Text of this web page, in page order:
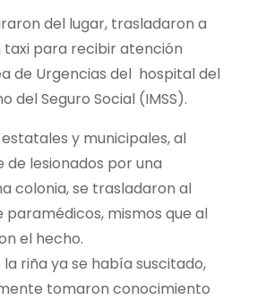
del lugar, trasladaron a
taxi para recibir atención
de Urgencias del hospital del
del Seguro Social (IMSS).
y municipales, al
lesionados por una
colonia, se trasladaron al
paramédicos, mismos que al
el hecho.
riña ya se había suscitado,
tomaron conocimiento